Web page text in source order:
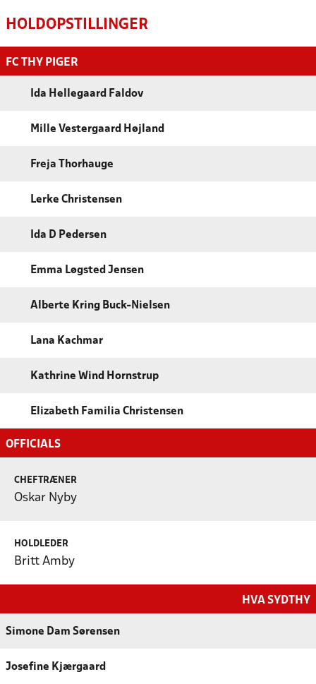
HOLDOPSTILLINGER
FC THY PIGER
Ida Hellegaard Faldov
Mille Vestergaard Højland
Freja Thorhauge
Lerke Christensen
Ida D Pedersen
Emma Løgsted Jensen
Alberte Kring Buck-Nielsen
Lana Kachmar
Kathrine Wind Hornstrup
Elizabeth Familia Christensen
OFFICIALS
CHEFTRÆNER
Oskar Nyby
HOLDLEDER
Britt Amby
HVA SYDTHY
Simone Dam Sørensen
Josefine Kjærgaard